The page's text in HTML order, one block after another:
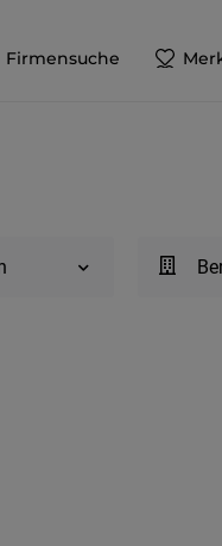
Firmensuche